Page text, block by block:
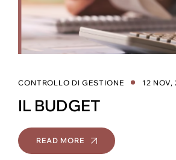
CONTROLLO DI GESTIONE 12 NOV,
IL BUDGET
READ MORE